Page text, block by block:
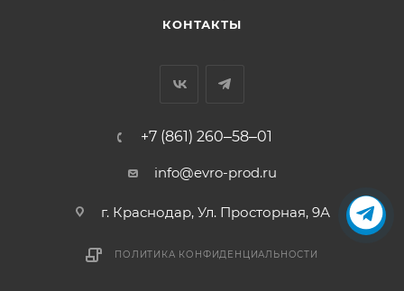
КОНТАКТЫ
+7 (861) 260‒58‒01
info@evro-prod.ru
г. Краснодар, ​Ул. Просторная, 9А
ПОЛИТИКА КОНФИДЕНЦИАЛЬНОСТИ